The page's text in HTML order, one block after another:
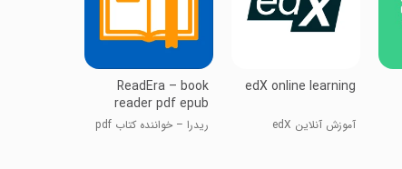
edX online learning
آموزش آنلاین edX
ReadEra – book
reader pdf epub
ریدرا – خواننده کتاب pdf